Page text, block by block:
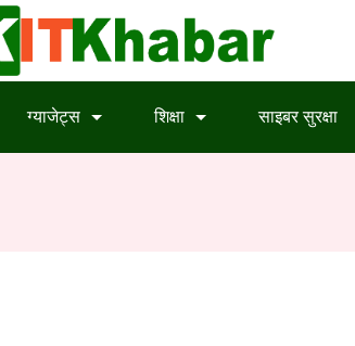
ग्याजेट्स शिक्षा साइबर सुरक्षा